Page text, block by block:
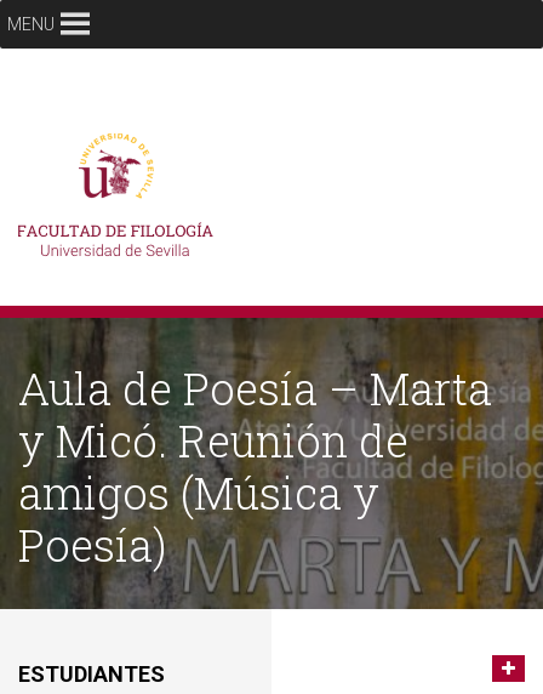
MENU
Aula de Poesía – Marta
y Micó. Reunión de
amigos (Música y
Poesía)
ESTUDIANTES